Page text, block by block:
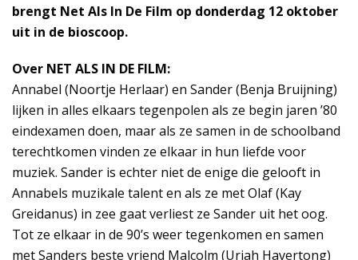
brengt Net Als In De Film op donderdag 12 oktober
uit in de bioscoop.
Over NET ALS IN DE FILM:
Annabel (Noortje Herlaar) en Sander (Benja Bruijning)
lijken in alles elkaars tegenpolen als ze begin jaren ’80
eindexamen doen, maar als ze samen in de schoolband
terechtkomen vinden ze elkaar in hun liefde voor
muziek. Sander is echter niet de enige die gelooft in
Annabels muzikale talent en als ze met Olaf (Kay
Greidanus) in zee gaat verliest ze Sander uit het oog.
Tot ze elkaar in de 90’s weer tegenkomen en samen
met Sanders beste vriend Malcolm (Uriah Havertong)